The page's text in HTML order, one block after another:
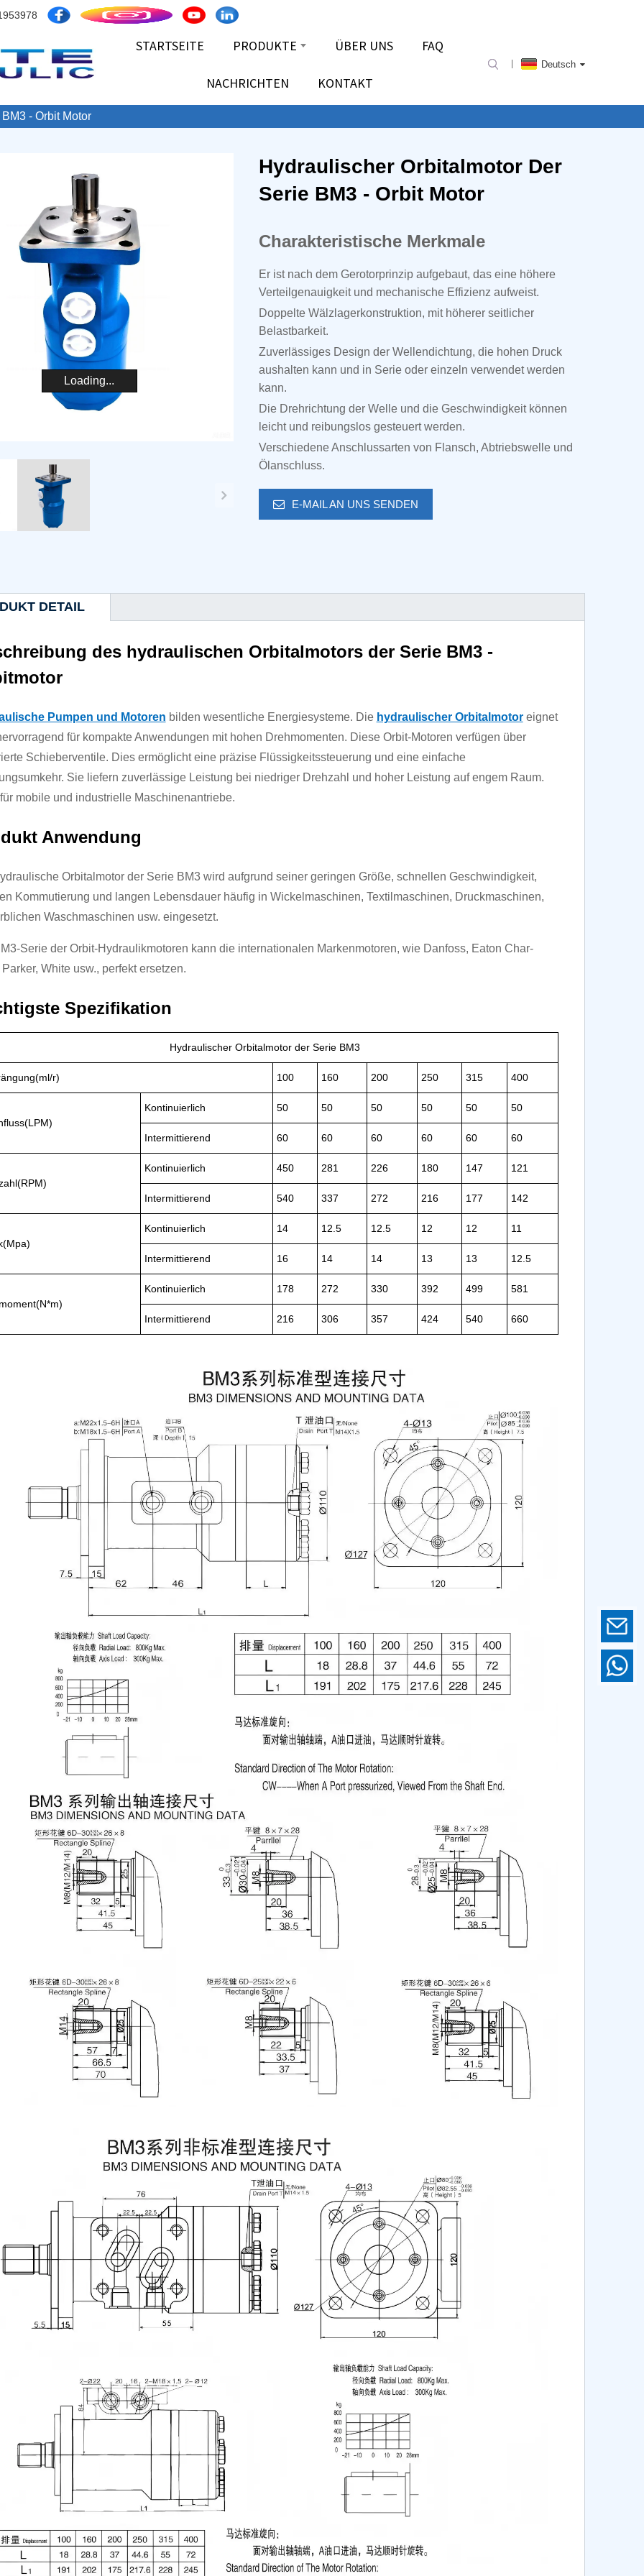
STARTSEITE PRODUKTE ÜBER UNS FAQ
NACHRICHTEN KONTAKT
Deutsch
- Orbit Motor
Loading...
Hydraulischer Orbitalmotor Der
Serie BM3 - Orbit Motor
Charakteristische Merkmale
Er ist nach dem Gerotorprinzip aufgebaut, das eine höhere
Verteilgenauigkeit und mechanische Effizienz aufweist.
Doppelte Wälzlagerkonstruktion, mit höherer seitlicher
Belastbarkeit.
Zuverlässiges Design der Wellendichtung, die hohen Druck
aushalten kann und in Serie oder einzeln verwendet werden
kann.
Die Drehrichtung der Welle und die Geschwindigkeit können
leicht und reibungslos gesteuert werden.
Verschiedene Anschlussarten von Flansch, Abtriebswelle und
Ölanschluss.
E-MAIL AN UNS SENDEN
DETAIL
des hydraulischen Orbitalmotors der Serie BM3 -
Pumpen und Motoren bilden wesentliche Energiesysteme. Die hydraulischer Orbitalmotoreignet
für kompakte Anwendungen mit hohen Drehmomenten. Diese Orbit-Motoren verfügen über
Schieberventile. Dies ermöglicht eine präzise Flüssigkeitssteuerung und eine einfache
Sie liefern zuverlässige Leistung bei niedriger Drehzahl und hoher Leistung auf engem Raum.
mobile und industrielle Maschinenantriebe.
Anwendung
Orbitalmotor der Serie BM3 wird aufgrund seiner geringen Größe, schnellen Geschwindigkeit,
Kommutierung und langen Lebensdauer häufig in Wickelmaschinen, Textilmaschinen, Druckmaschinen,
Waschmaschinen usw. eingesetzt.
Serie der Orbit-Hydraulikmotoren kann die internationalen Markenmotoren, wie Danfoss, Eaton Char-
White usw., perfekt ersetzen.
Spezifikation
Hydraulischer Orbitalmotor der Serie BM3
r) 100 160 200 250 315 400
Kontinuierlich 50 50 50 50 50 50
Intermittierend 60 60 60 60 60 60
Kontinuierlich 450 281 226 180 147 121
Intermittierend 540 337 272 216 177 142
Kontinuierlich 14 12.5 12.5 12 12 11
Intermittierend 16 14 14 13 13 12.5
Kontinuierlich 178 272 330 392 499 581
Intermittierend 216 306 357 424 540 660